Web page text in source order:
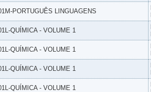
PORTUGUÊS LINGUAGENS
QUÍMICA - VOLUME 1
QUÍMICA - VOLUME 1
QUÍMICA - VOLUME 1
QUÍMICA - VOLUME 1